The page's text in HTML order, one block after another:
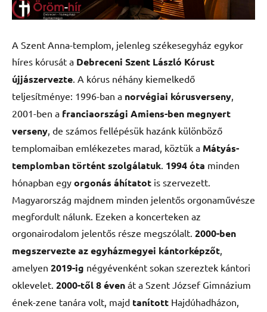
A Szent Anna-templom, jelenleg székesegyház egykor
híres kórusát a Debreceni Szent László Kórust
újjászervezte . A kórus néhány kiemelkedő
teljesítménye: 1996-ban a norvégiai kórusverseny
2001-ben a franciaországi Amiens-ben megnyert
verseny , de számos fellépésük hazánk különböző
templomaiban emlékezetes marad, köztük a Mátyás-
templomban történt szolgálatuk 1994 óta minden
hónapban egy orgonás áhítatot is szervezett.
Magyarország majdnem minden jelentős orgonaművésze
megfordult nálunk. Ezeken a koncerteken az
orgonairodalom jelentős része megszólalt. 2000-ben
megszervezte azegyházmegyei kántorképzőt
amelyen 2019-ig négyévenként sokan szereztek kántori
oklevelet. 2000-től 8 éven át a Szent József Gimnázium
ének-zene tanára volt, majd tanított Hajdúhadházon,